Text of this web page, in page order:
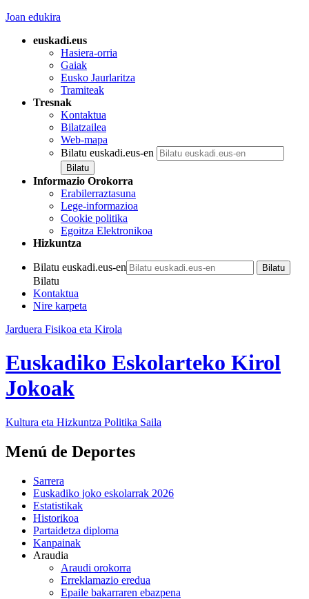
Joan edukira
euskadi.eus
Hasiera-orria
Gaiak
Eusko Jaurlaritza
Tramiteak
Tresnak
Kontaktua
Bilatzailea
Web-mapa
Bilatu euskadi.eus-en
Informazio Orokorra
Erabilerraztasuna
Lege-informazioa
Cookie politika
Egoitza Elektronikoa
Hizkuntza
Bilatu euskadi.eus-en
Bilatu
Kontaktua
Nire karpeta
Jarduera Fisikoa eta Kirola
Euskadiko Eskolarteko Kirol
Jokoak
Kultura eta Hizkuntza Politika Saila
Menú de Deportes
Sarrera
Euskadiko joko eskolarrak 2026
Estatistikak
Historikoa
Partaidetza diploma
Kanpainak
Araudia
Araudi orokorra
Erreklamazio eredua
Epaile bakarraren ebazpena